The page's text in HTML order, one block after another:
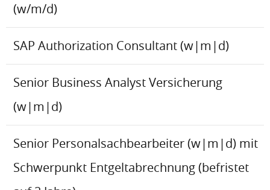
(w/m/d)
SAP Authorization Consultant (w|m|d)
Senior Business Analyst Versicherung
(w|m|d)
Senior Personalsachbearbeiter (w|m|d) mit
Schwerpunkt Entgeltabrechnung (befristet